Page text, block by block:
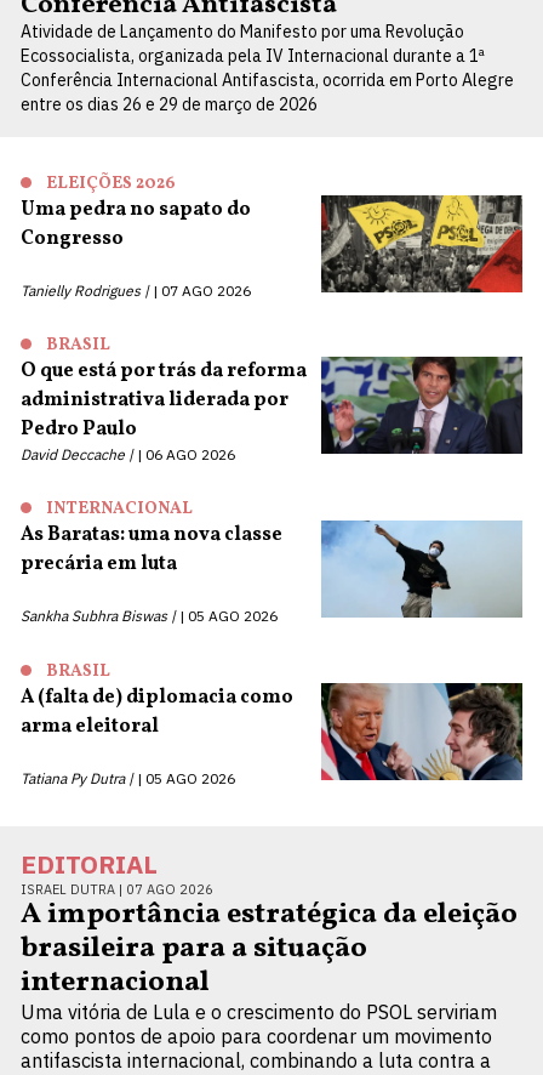
Atividade de Lançamento do Manifesto por uma Revolução
Ecossocialista, organizada pela IV Internacional durante a 1ª
Conferência Internacional Antifascista, ocorrida em Porto Alegre
entre os dias 26 e 29 de março de 2026
ELEIÇÕES 2026
Uma pedra no sapato do
Congresso
Tanielly Rodrigues | 07 AGO 2026
BRASIL
O que está por trás da reforma
administrativa liderada por
Pedro Paulo
David Deccache | 06 AGO 2026
INTERNACIONAL
As Baratas: uma nova classe
precária em luta
Sankha Subhra Biswas | 05 AGO 2026
BRASIL
A (falta de) diplomacia como
arma eleitoral
Tatiana Py Dutra | 05 AGO 2026
EDITORIAL
ISRAEL DUTRA | 07 AGO 2026
A importância estratégica da eleição
brasileira para a situação
internacional
Uma vitória de Lula e o crescimento do PSOL serviriam
como pontos de apoio para coordenar um movimento
antifascista internacional, combinando a luta contra a